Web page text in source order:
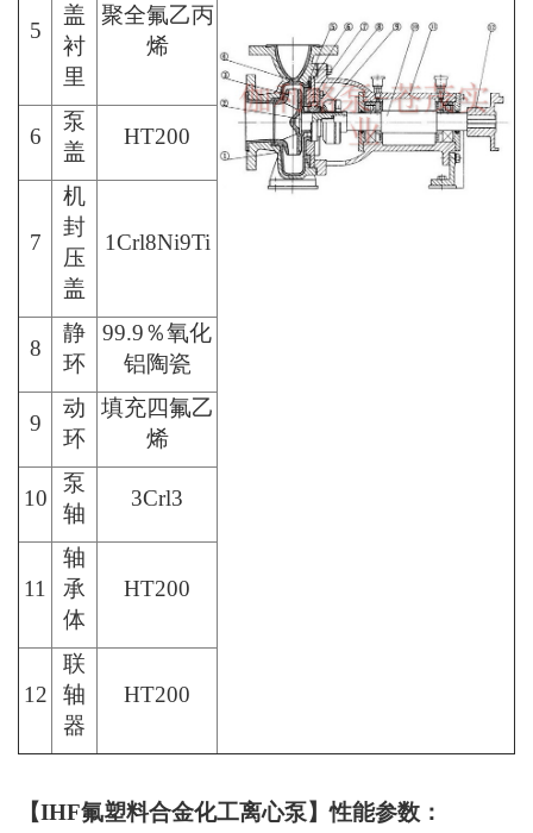
5
盖
衬
里
聚全氟乙丙
烯
6
泵
盖
HT200
7
机
封
压
盖
1Crl8Ni9Ti
8
静
环
99.9％氧化
铝陶瓷
9
动
环
填充四氟乙
烯
10
泵
轴
3Crl3
11
轴
承
体
HT200
12
联
轴
器
HT200
【IHF氟塑料合金化工离心泵】性能参数：